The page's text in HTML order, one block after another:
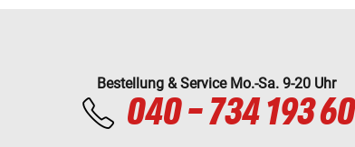
Bestellung & Service Mo.-Sa. 9-20 Uhr
040 - 734 193 60